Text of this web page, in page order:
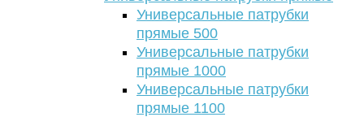
Универсальные патрубки
прямые 500
Универсальные патрубки
прямые 1000
Универсальные патрубки
прямые 1100